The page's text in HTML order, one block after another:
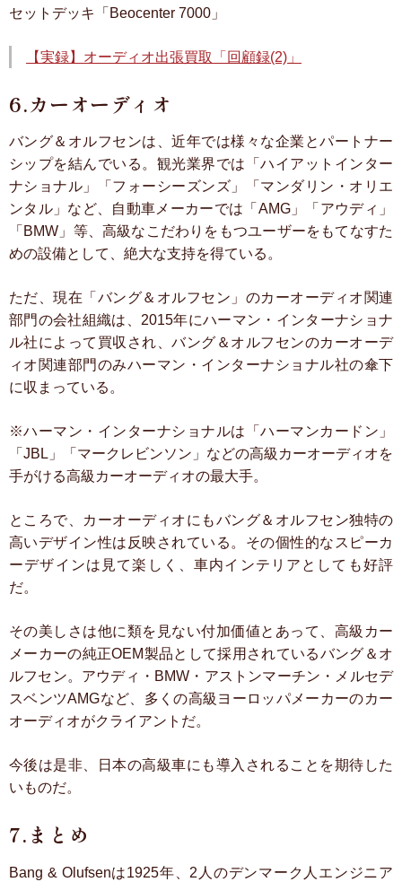
セットデッキ「Beocenter 7000」
【実録】オーディオ出張買取「回顧録(2)」
6.カーオーディオ
バング＆オルフセンは、近年では様々な企業とパートナー
シップを結んでいる。観光業界では「ハイアットインター
ナショナル」「フォーシーズンズ」「マンダリン・オリエ
ンタル」など、自動車メーカーでは「AMG」「アウディ」
「BMW」等、高級なこだわりをもつユーザーをもてなすた
めの設備として、絶大な支持を得ている。
ただ、現在「バング＆オルフセン」のカーオーディオ関連
部門の会社組織は、2015年にハーマン・インターナショナ
ル社によって買収され、バング＆オルフセンのカーオーデ
ィオ関連部門のみハーマン・インターナショナル社の傘下
に収まっている。
※ハーマン・インターナショナルは「ハーマンカードン」
「JBL」「マークレビンソン」などの高級カーオーディオを
手がける高級カーオーディオの最大手。
ところで、カーオーディオにもバング＆オルフセン独特の
高いデザイン性は反映されている。その個性的なスピーカ
ーデザインは見て楽しく、車内インテリアとしても好評
だ。
その美しさは他に類を見ない付加価値とあって、高級カー
メーカーの純正OEM製品として採用されているバング＆オ
ルフセン。アウディ・BMW・アストンマーチン・メルセデ
スベンツAMGなど、多くの高級ヨーロッパメーカーのカー
オーディオがクライアントだ。
今後は是非、日本の高級車にも導入されることを期待した
いものだ。
7.まとめ
Bang & Olufsenは1925年、2人のデンマーク人エンジニア